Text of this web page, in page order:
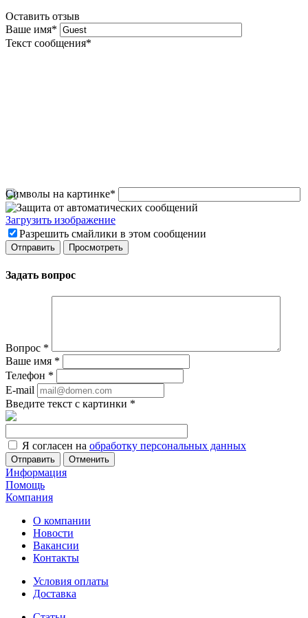
Оставить отзыв
Ваше имя*
Текст сообщения*
Символы на картинке*
Загрузить изображение
Разрешить смайлики в этом сообщении
Задать вопрос
Вопрос *
Ваше имя *
Телефон *
E-mail
Введите текст с картинки *
Я согласен на обработку персональных данных
Отменить
Информация
Помощь
Компания
О компании
Новости
Вакансии
Контакты
Условия оплаты
Доставка